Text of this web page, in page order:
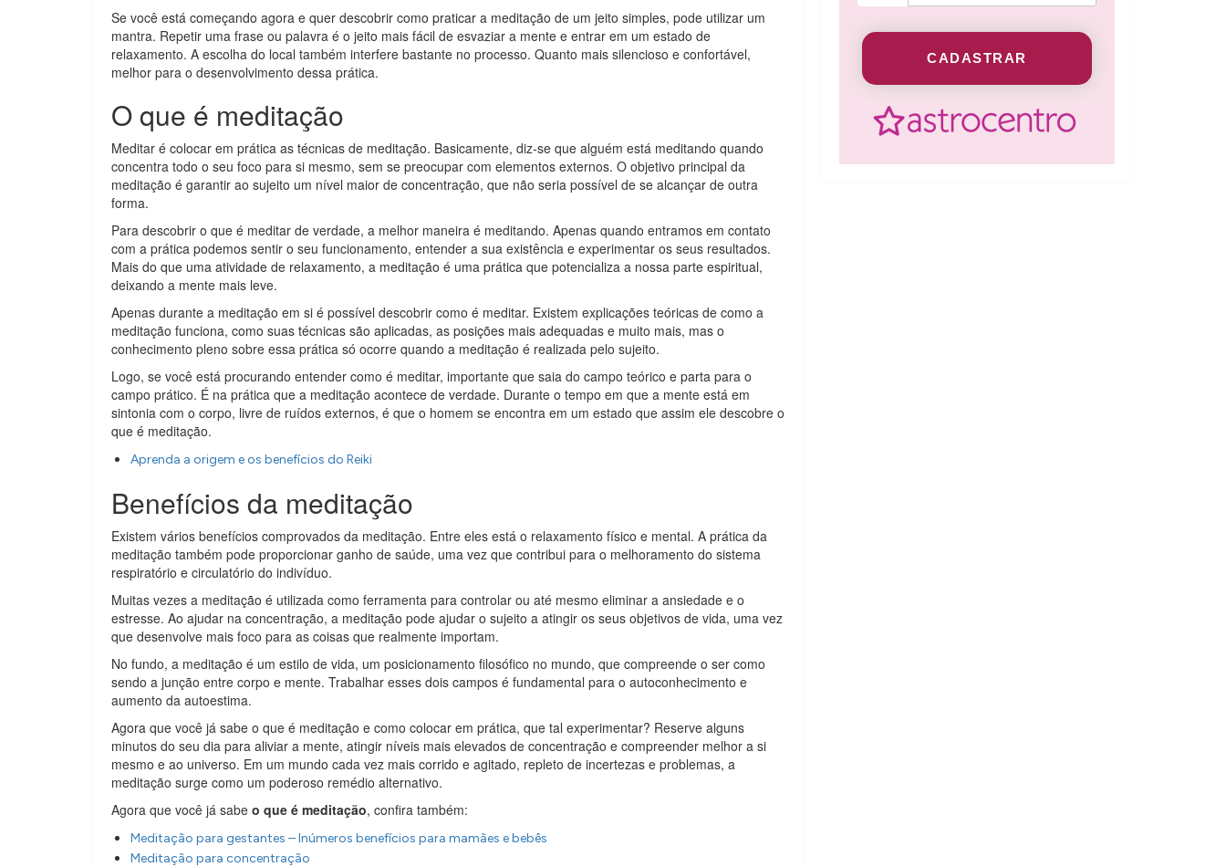
Se você está começando agora e quer descobrir como praticar a meditação de um jeito simples, pode utilizar um
mantra. Repetir uma frase ou palavra é o jeito mais fácil de esvaziar a mente e entrar em um estado de
relaxamento. A escolha do local também interfere bastante no processo. Quanto mais silencioso e confortável,
melhor para o desenvolvimento dessa prática.
O que é meditação
Meditar é colocar em prática as técnicas de meditação. Basicamente, diz-se que alguém está meditando quando
concentra todo o seu foco para si mesmo, sem se preocupar com elementos externos. O objetivo principal da
meditação é garantir ao sujeito um nível maior de concentração, que não seria possível de se alcançar de outra
forma.
Para descobrir o que é meditar de verdade, a melhor maneira é meditando. Apenas quando entramos em contato
com a prática podemos sentir o seu funcionamento, entender a sua existência e experimentar os seus resultados.
Mais do que uma atividade de relaxamento, a meditação é uma prática que potencializa a nossa parte espiritual,
deixando a mente mais leve.
Apenas durante a meditação em si é possível descobrir como é meditar. Existem explicações teóricas de como a
meditação funciona, como suas técnicas são aplicadas, as posições mais adequadas e muito mais, mas o
conhecimento pleno sobre essa prática só ocorre quando a meditação é realizada pelo sujeito.
Logo, se você está procurando entender como é meditar, importante que saia do campo teórico e parta para o
campo prático. É na prática que a meditação acontece de verdade. Durante o tempo em que a mente está em
sintonia com o corpo, livre de ruídos externos, é que o homem se encontra em um estado que assim ele descobre o
que é meditação.
Aprenda a origem e os benefícios do Reiki
Benefícios da meditação
Existem vários benefícios comprovados da meditação. Entre eles está o relaxamento físico e mental. A prática da
meditação também pode proporcionar ganho de saúde, uma vez que contribui para o melhoramento do sistema
respiratório e circulatório do indivíduo.
Muitas vezes a meditação é utilizada como ferramenta para controlar ou até mesmo eliminar a ansiedade e o
estresse. Ao ajudar na concentração, a meditação pode ajudar o sujeito a atingir os seus objetivos de vida, uma vez
que desenvolve mais foco para as coisas que realmente importam.
No fundo, a meditação é um estilo de vida, um posicionamento filosófico no mundo, que compreende o ser como
sendo a junção entre corpo e mente. Trabalhar esses dois campos é fundamental para o autoconhecimento e
aumento da autoestima.
Agora que você já sabe o que é meditação e como colocar em prática, que tal experimentar? Reserve alguns
minutos do seu dia para aliviar a mente, atingir níveis mais elevados de concentração e compreender melhor a si
mesmo e ao universo. Em um mundo cada vez mais corrido e agitado, repleto de incertezas e problemas, a
meditação surge como um poderoso remédio alternativo.
Agora que você já sabe o que é meditação, confira também:
Meditação para gestantes – Inúmeros benefícios para mamães e bebês
Meditação para concentração
CADASTRAR